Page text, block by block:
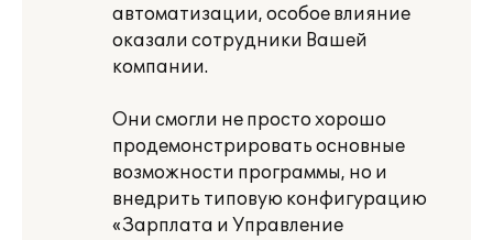
автоматизации, особое влияние
оказали сотрудники Вашей
компании.
Они смогли не просто хорошо
продемонстрировать основные
возможности программы, но и
внедрить типовую конфигурацию
«Зарплата и Управление